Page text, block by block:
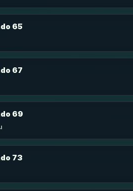
65
67
69
73